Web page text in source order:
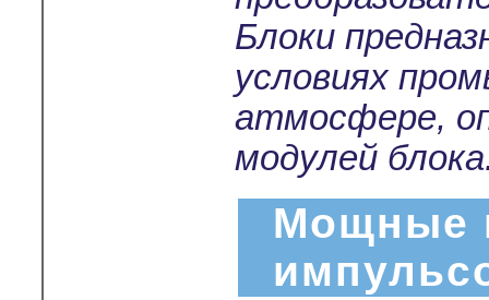
Блоки
условиях
атмосфере,
модулей
Мощные